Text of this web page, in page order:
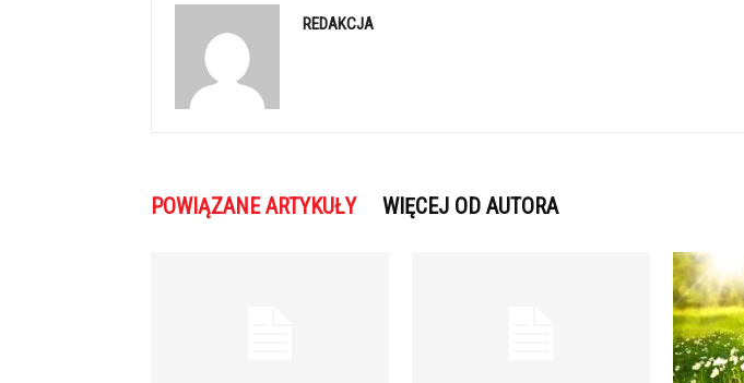
REDAKCJA
POWIĄZANE ARTYKUŁY WIĘCEJ OD AUTORA